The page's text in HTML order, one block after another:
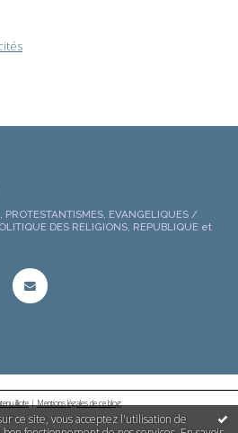
ce site, vous acceptez l'utilisation de
PROTESTANTISMES, EVANGELIQUES /
DES RELIGIONS, REPUBLIQUE et
illicite|Mentions légales de ce blog